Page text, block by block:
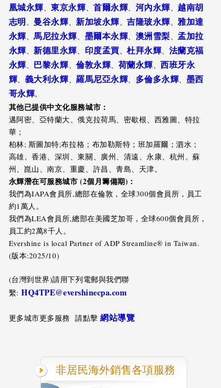
凰城永輝、東京永輝、首爾永輝、 河內永輝、 越南胡
志明 、 曼谷永輝、新加坡永輝、吉隆玻永輝、雅加達
永輝、馬尼拉永輝、 墨爾本永輝、 澳洲雪梨、孟加拉
永輝、新德里永輝、 印度孟買、杜拜永輝、 法蘭克福
永輝、 巴黎永輝、倫敦永輝、 荷蘭永輝、西班牙永
輝、 義大利永輝、羅馬尼亞永輝、 多倫多永輝、 墨西
哥永輝。
其他已提供中文化服務城市：
邁阿密、亞特蘭大、俄克拉荷馬、密歇根、西雅圖、特拉
華；
柏林; 斯圖加特;布拉格；布加勒斯特；班加羅爾；泗水；
高雄、香港、深圳、東關、廣州、清遠、永康、杭州、蘇
州、崑山、南京、重慶、許昌、青島、天津。
永輝潛在可服務城市 (2個月籌備期)：
我們為IAPA會員所,總部在倫敦，全球300個會員所，員工
約1萬人。
我們為LEA會員所,總部在美國芝加哥，全球600個會員所，
員工約2萬8千人。
Evershine is local Partner of ADP Streamline® in Taiwan.
(版本:2025/10)
(台灣到世界)請用下列電郵與我們聯
繫:HQ4TPE@evershinecpa.com
更多城市更多服務 請點擊網站導覽
非居民海外銷售各項服務